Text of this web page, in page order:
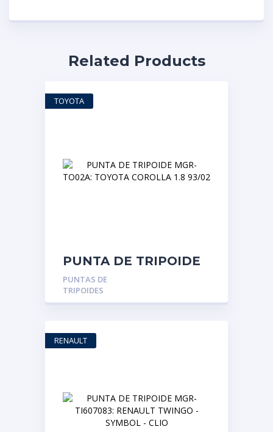
Related Products
PUNTA DE TRIPOIDE
MGR-TO02A: TOYOTA
COROLLA 1.8 93/02
PUNTAS DE
TRIPOIDES
TOYOTA
RENAULT